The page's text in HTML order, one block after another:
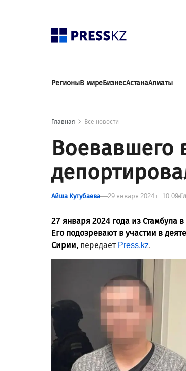
РегионыВ миреБизнесАстанаАлматы
Главная Все новости
Воевавшего
Айша Кутубаева 29 января 2024 г. 10:09в
27 января 2024 года из Стамбула
Его подозревают в участии в
Сирии, передает Press.kz.